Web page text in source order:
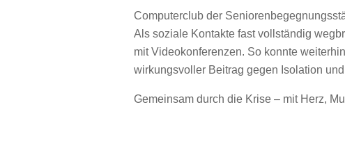
Computerclub der
Als soziale Kontakte fast vollständig
mit Videokonferenzen. So konnte
wirkungsvoller Beitrag gegen Isolation
Gemeinsam durch die Krise – mit Herz,